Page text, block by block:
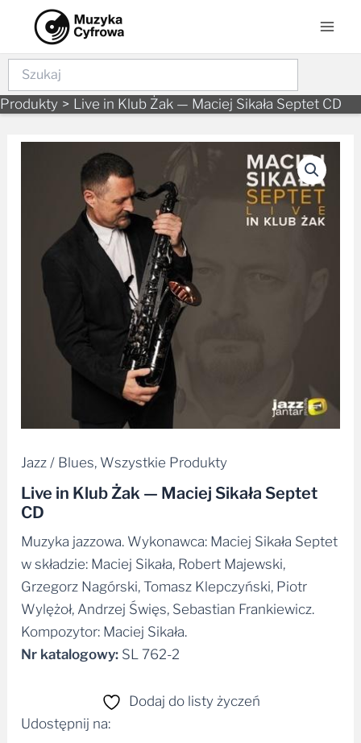
content
Szukaj
Produkty Live in Klub Żak — Maciej Sikała Septet CD
Jazz / Blues, Wszystkie Produkty
Live in Klub Żak — Maciej Sikała Septet
CD
Muzyka jazzowa. Wykonawca: Maciej Sikała Septet
w składzie: Maciej Sikała, Robert Majewski,
Grzegorz Nagórski, Tomasz Klepczyński, Piotr
Wylężoł, Andrzej Święs, Sebastian Frankiewicz.
Kompozytor: Maciej Sikała.
Nr katalogowy: SL 762-2
Dodaj do listy życzeń
Udostępnij na: